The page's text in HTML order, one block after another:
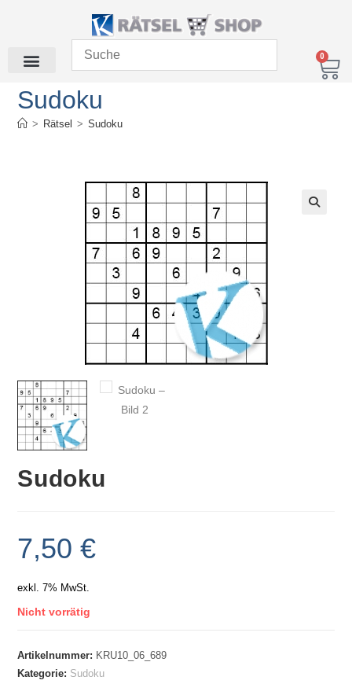
0
Sudoku
> Rätsel > Sudoku
Sudoku
7,50€
exkl. 7% MwSt.
Nicht vorrätig
Artikelnummer: KRU10_06_689
Kategorie: Sudoku